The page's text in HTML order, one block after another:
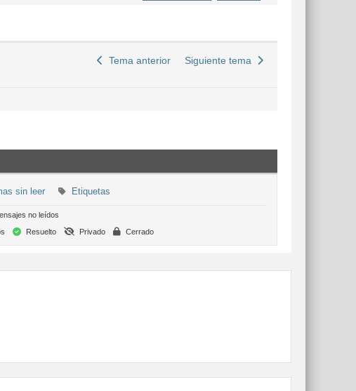
Tema anterior Siguiente tema
sin leer Etiquetas
no leídos
Resuelto Privado Cerrado